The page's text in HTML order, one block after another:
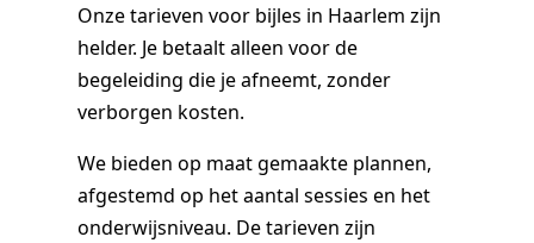
Onze tarieven voor bijles in Haarlem zijn
helder. Je betaalt alleen voor de
begeleiding die je afneemt, zonder
verborgen kosten.
We bieden op maat gemaakte plannen,
afgestemd op het aantal sessies en het
onderwijsniveau. De tarieven zijn